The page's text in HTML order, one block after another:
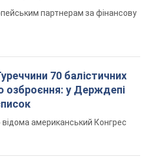
партнерам за фінансову
70 балістичних
озброєння: у Держдепі
американський Конгрес